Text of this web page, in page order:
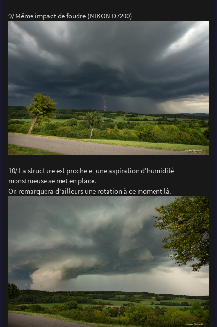
9/ Même impact de foudre (NIKON D7200)
10/ La structure est proche et une aspiration d'humidité
monstrueuse se met en place.
On remarquera d'ailleurs une rotation à ce moment là.